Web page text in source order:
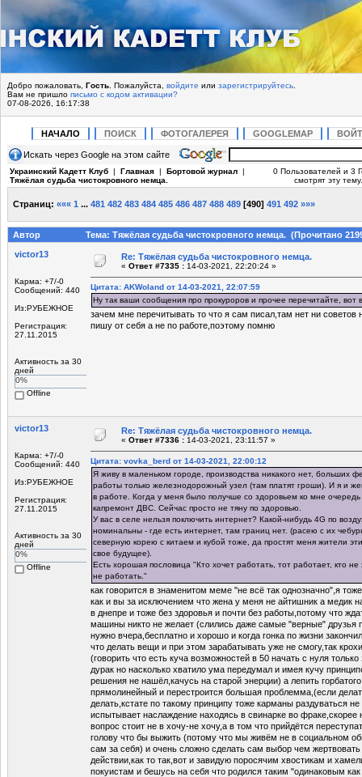
Добро пожаловать, Гость . Пожалуйста, войдите или зарегистрируйтесь
Вам не пришло письмо с кодом активации?
07-08-2026, 16:17:38
НАЧАЛО ПОИСК ФОТОГАЛЕРЕЯ GOOGLEMAP
Искать через Google на этом сайте
Украинский Кадетт Клуб | Главная | Бортовой журнал |
Тяжёлая судьба чистокровного немца.
0 Пользователей и 3
смотрят эту тему.
Страниц: ««« 1 ... 481 482 483 484 485 486 487 488 489 [490] 491 492 »»»
Автор
Тема: Тяжёлая судьба чистокровного немца. (Прочитано
victor13
Карма: +7/-0
Сообщений: 440
Из:РУБЕЖНОЕ
Регистрация:
27.11.2015
Активность за 30
дней
0%
Offline
Re: Тяжёлая судьба чистокровного немца.
« Ответ #7335 : 14-03-2021, 22:20:24 »
Цитата: AKWoland от 14-03-2021, 22:07:59
Ну так ваши сообщения про прокуроров и прочее перечитайте, вот
зачем мне перечитывать то что я сам писал,там нет ни советов
пишу от себя а не по работе,поэтому помню
victor13
Карма: +7/-0
Сообщений: 440
Из:РУБЕЖНОЕ
Регистрация:
27.11.2015
Активность за 30
дней
0%
Offline
Re: Тяжёлая судьба чистокровного немца.
« Ответ #7336 : 14-03-2021, 23:11:57 »
Цитата: vovka_berd от 14-03-2021, 22:00:12
Я живу в маленьком городе, производства никакого нет, больших
работы только железнодорожный узел (там платят гроши). И я и
в работе. Когда у меня было получше со здоровьем ко мне
капремонт ДВС. Сейчас просто не тяну по здоровью.
У вас в селе нельзя поключить интернет? Какой-нибудь 4G по
номинальны - где есть интернет, там границ нет. (расею с их
северную корею с китаем и кубой тоже, да простят меня жители
свое будущее).
Есть хорошая пословица "Кто хочет работать, тот работает, кто
не работать."
как говорится в знаменитом меме "не всё так однозначно",я
как и вы за исключением что жена у меня не айтишник а медик
в днепре и тоже без здоровья и почти без работы,потому что
машины никто не желает (слились даже самые "верные" друзья
нужно вчера,бесплатно и хорошо и когда гонка по жизни
что делать вещи и при этом зарабатывать уже не смогу,так
(говорить что есть куча возможностей в 50 начать с нуля только
дурак но насколько хватило ума передумал и имея кучу
решения не нашёл,качусь на старой энерции) а лепить
прямолинейный и перестроится большая проблемма,(если
делать,кстате по такому принципу тоже карманы раздуваться
испытывает наслаждение находясь в свинарке во фраке,скорее
вопрос стоит не в хочу-не хочу,а в том что прийдётся
голову что бы выжить (потому что мы живём не в социальном
сам за себя) и очень сложно сделать сам выбор чем
действии,как то так,вот и завидую поросячим хвостикам и
покуистам и бешусь на себя что родился таким "одинаковым как